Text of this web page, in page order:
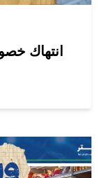
انتهاك